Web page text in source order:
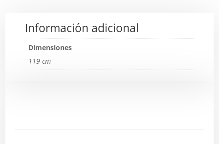
Información adicional
Dimensiones
119 cm